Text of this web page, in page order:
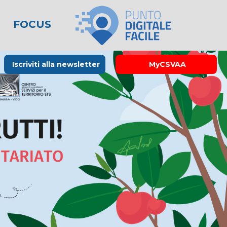
FOCUS
Rubrica La Stampa
Links utili
Iscriviti alla newsletter MyCSVAA